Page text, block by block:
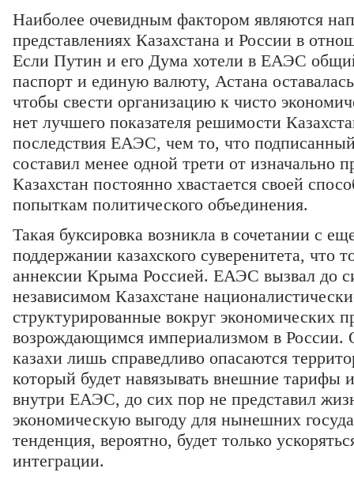
Наиболее очевидным фактором являются
представлениях Казахстана и России в
Если Путин и его Дума хотели в ЕАЭС
паспорт и единую валюту, Астана
чтобы свести организацию к чисто
нет лучшего показателя решимости
последствия ЕАЭС, чем то, что
составил менее одной трети от изначально
Казахстан постоянно хвастается своей
попыткам политического объединения.
Такая буксировка возникла в сочетании с
поддержании казахского суверенитета, что
аннексии Крыма Россией. ЕАЭС вызвал до
независимом Казахстане
структурированные вокруг экономических
возрождающимся империализмом в России.
казахи лишь справедливо опасаются
который будет навязывать внешние тарифы
внутри ЕАЭС, до сих пор не представил
экономическую выгоду для нынешних
тенденция, вероятно, будет только
интеграции.